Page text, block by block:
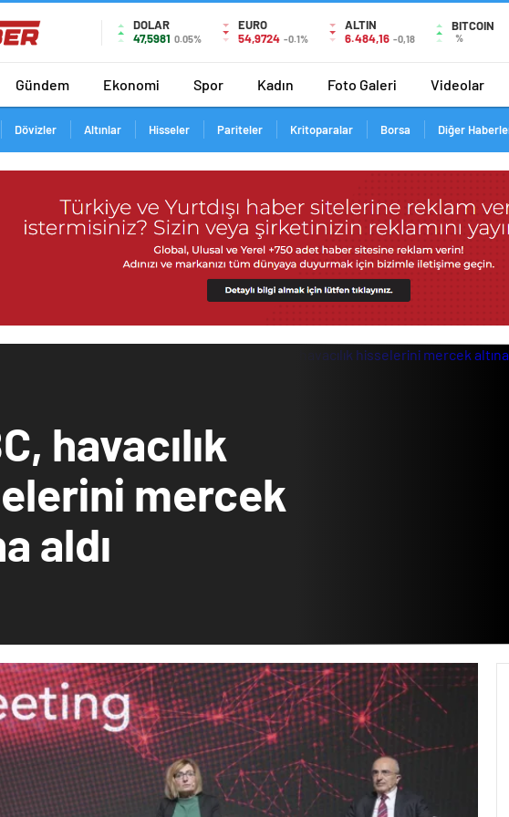
DOLAR
47,5981 0.05%
EURO
54,9724 -0.1%
ALTIN
6.484,16 -0,18
BITCOIN
%
Gündem Ekonomi Spor Kadın Foto Galeri Videolar
Dövizler Altınlar Hisseler Pariteler Kritoparalar Borsa Diğer
havacılık
mercek
aldı